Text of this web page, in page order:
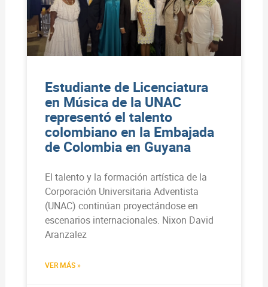
Estudiante de Licenciatura
en Música de la UNAC
representó el talento
colombiano en la Embajada
de Colombia en Guyana
El talento y la formación artística de la
Corporación Universitaria Adventista
(UNAC) continúan proyectándose en
escenarios internacionales. Nixon David
Aranzalez
VER MÁS »